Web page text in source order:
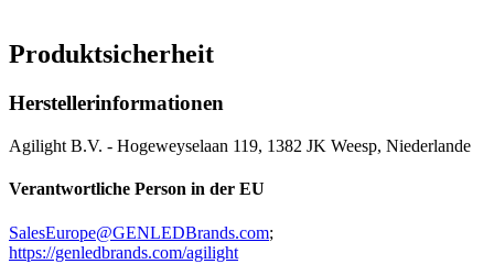
Produktsicherheit
Herstellerinformationen
Agilight B.V. - Hogeweyselaan 119, 1382 JK Weesp, Niederlande
Verantwortliche Person in der EU
SalesEurope@GENLEDBrands.com;
https://genledbrands.com/agilight